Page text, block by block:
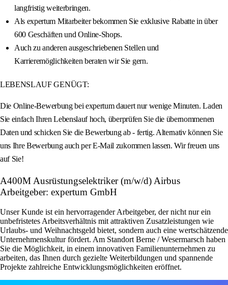
langfristig weiterbringen.
Als expertum Mitarbeiter bekommen Sie exklusive Rabatte in über
600 Geschäften und Online-Shops.
Auch zu anderen ausgeschriebenen Stellen und
Karrieremöglichkeiten beraten wir Sie gern.
LEBENSLAUF GENÜGT:
Die Online-Bewerbung bei expertum dauert nur wenige Minuten. Laden
Sie einfach Ihren Lebenslauf hoch, überprüfen Sie die übernommenen
Daten und schicken Sie die Bewerbung ab - fertig. Alternativ können Sie
uns Ihre Bewerbung auch per E-Mail zukommen lassen. Wir freuen uns
auf Sie!
A400M Ausrüstungselektriker (m/w/d) Airbus
Arbeitgeber: expertum GmbH
Unser Kunde ist ein hervorragender Arbeitgeber, der nicht nur ein
unbefristetes Arbeitsverhältnis mit attraktiven Zusatzleistungen wie
Urlaubs- und Weihnachtsgeld bietet, sondern auch eine wertschätzende
Unternehmenskultur fördert. Am Standort Berne / Wesermarsch haben
Sie die Möglichkeit, in einem innovativen Familienunternehmen zu
arbeiten, das Ihnen durch gezielte Weiterbildungen und spannende
Projekte zahlreiche Entwicklungsmöglichkeiten eröffnet.